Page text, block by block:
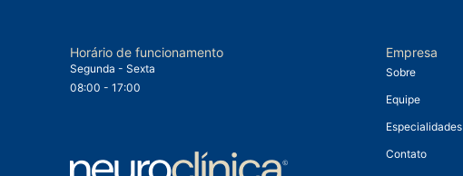
Horário de funcionamento
Segunda - Sexta
08:00 - 17:00
Empresa
Sobre
Equipe
Especialidades
Contato